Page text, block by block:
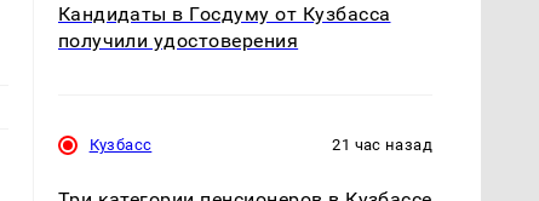
Кандидаты в Госдуму от Кузбасса
получили удостоверения
Кузбасс 21 час назад